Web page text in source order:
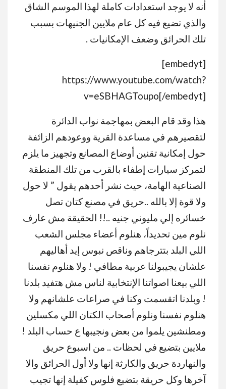
أنه لا يوجد استعدادات كاملة لهذا الموسم الشاق
والذي تضيع فيه كل عام ملايين الجنيهات بسبب
تلك الحرائق وضعف الإمكانيات .
[embedyt]
https://www.youtube.com/watch?
v=eSBHAGToupo[/embedyt]
هذا وقد قام البعض بمهاجمة نواب الدائرة
لتقصيرهم في مساعدة القرية ووعودهم الزائفة
حول إمكانية تقنين أوضاع المصانع وتجهيز ما يلزم
لتمركز سيارات إطفاء بالقرب من تلك المنطقة
الصناعية الهامة، حيث نشر أحدهم يقول ” لا حول
ولا قوة إلا بالله ..حريق في مصنع كتان تصل
خسائره إلي مليوني جنيه ..!! الحقيقة مش عارف
نلوم مين تحديداً، هنلوم أعضاء مجلس الشعب
اللي البلد بتترجاهم وناقص نبوس إيد أهاليهم
علشان يجيبولنا عربية مطافي ! ولا هنلوم نفسنا
اللي بيعنا اصواتنا الإنتخابية لناس مش هتفيد بلدنا
! وبلدنا اتقسمت وكنا في صراعات علشانهم ولا
هنلوم نفسنا ونلوم أصحاب الكتان اللي مكسلين
ومطنشين يلموا من بعض ونجيبها ع حساب البلد !
ملايين بتضيع في لحظات .. من اسبوع حريق
والنهاردة حريق والكارثة إنها ولا أول الحرائق والا
آخرها وكل حريقة بتضيع فلوس كفيلة إنها تجيب